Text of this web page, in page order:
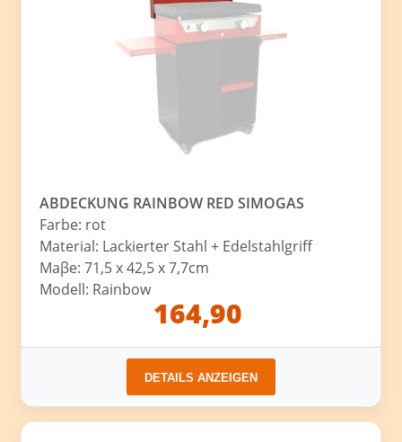
ABDECKUNG RAINBOW RED SIMOGAS
Farbe: rot
Material: Lackierter Stahl + Edelstahlgriff
Maβe: 71,5 x 42,5 x 7,7cm
Modell: Rainbow
164,90
DETAILS ANZEIGEN